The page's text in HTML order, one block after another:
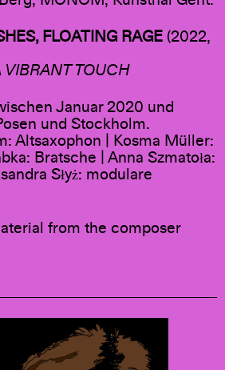
FLOATING RAGE (2022,
VIBRANT TOUCH
Januar 2020 und
und Stockholm.
Altsaxophon | Kosma Müller:
Bratsche | Anna Szmatoła:
Słyż: modulare
from the composer